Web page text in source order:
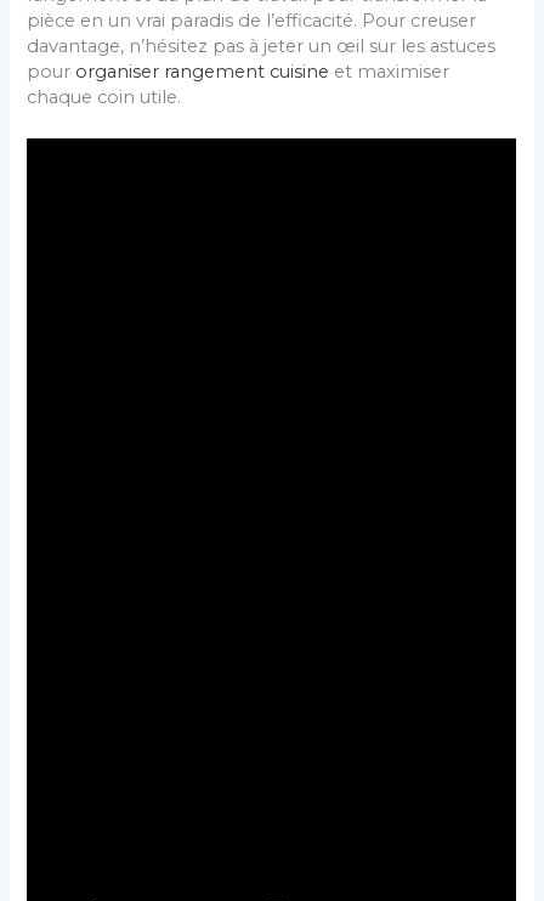
pièce en un vrai paradis de l’efficacité. Pour creuser
davantage, n’hésitez pas à jeter un œil sur les astuces
pour organiser rangement cuisine et maximiser
chaque coin utile.